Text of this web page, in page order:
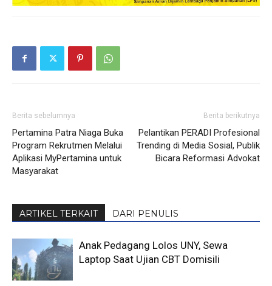
Berita sebelumnya
Pertamina Patra Niaga Buka
Program Rekrutmen Melalui
Aplikasi MyPertamina untuk
Masyarakat
Berita berikutnya
Pelantikan PERADI Profesional
Trending di Media Sosial, Publik
Bicara Reformasi Advokat
ARTIKEL TERKAIT DARI PENULIS
Anak Pedagang Lolos UNY, Sewa
Laptop Saat Ujian CBT Domisili